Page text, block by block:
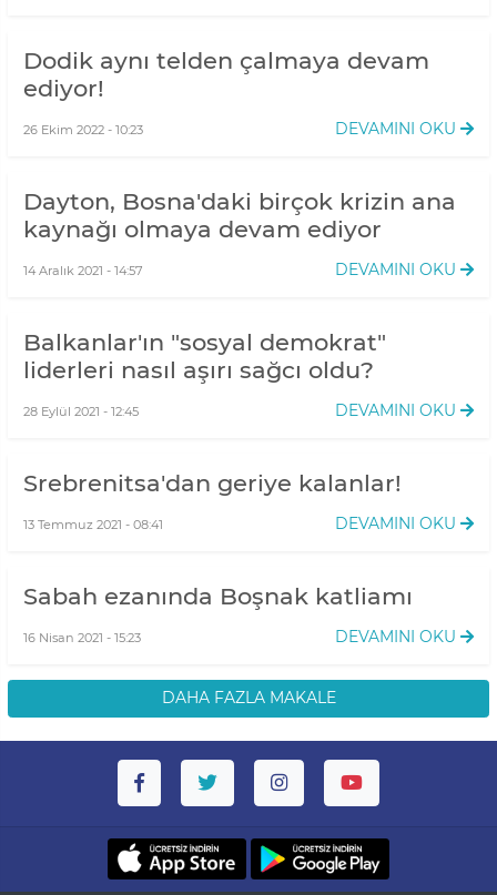
Dodik aynı telden çalmaya devam
ediyor!
26 Ekim 2022 - 10:23 DEVAMINI OKU
Dayton, Bosna'daki birçok krizin ana
kaynağı olmaya devam ediyor
14 Aralık 2021 - 14:57 DEVAMINI OKU
Balkanlar'ın "sosyal demokrat"
liderleri nasıl aşırı sağcı oldu?
28 Eylül 2021 - 12:45 DEVAMINI OKU
Srebrenitsa'dan geriye kalanlar!
13 Temmuz 2021 - 08:41 DEVAMINI OKU
Sabah ezanında Boşnak katliamı
16 Nisan 2021 - 15:23 DEVAMINI OKU
DAHA FAZLA MAKALE